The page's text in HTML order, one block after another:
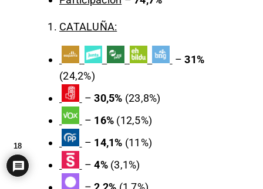
CATALUÑA:
–31%
(24,2%)
–30,5% (23,8%)
– 16% (12,5%)
– 14,1% (11%)
–4% (3,1%)
18